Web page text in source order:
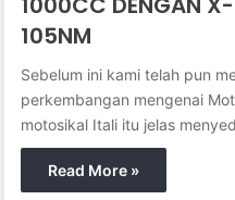
105NM
Sebelum ini kami telah pun
perkembangan mengenai
motosikal Itali itu jelas
Read More »